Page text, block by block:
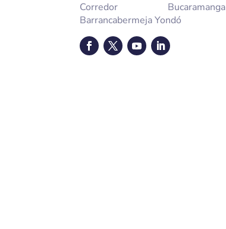
Corredor Bucaramanga
Barrancabermeja Yondó